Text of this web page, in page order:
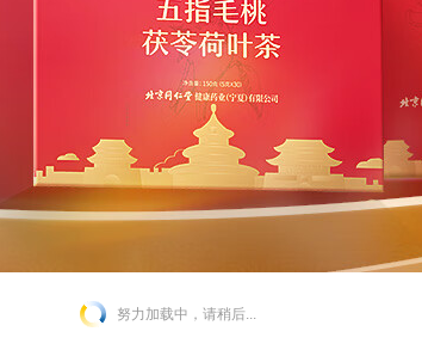
努力加载中，请稍后...